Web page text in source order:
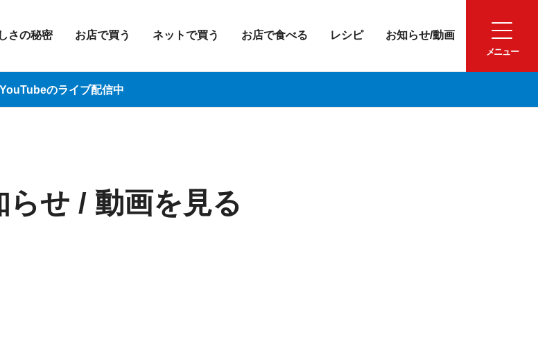
さの秘密 お店で買う ネットで買う お店で食べる レシピ お知らせ/動画
YouTubeのライブ配信中
らせ / 動画を見る